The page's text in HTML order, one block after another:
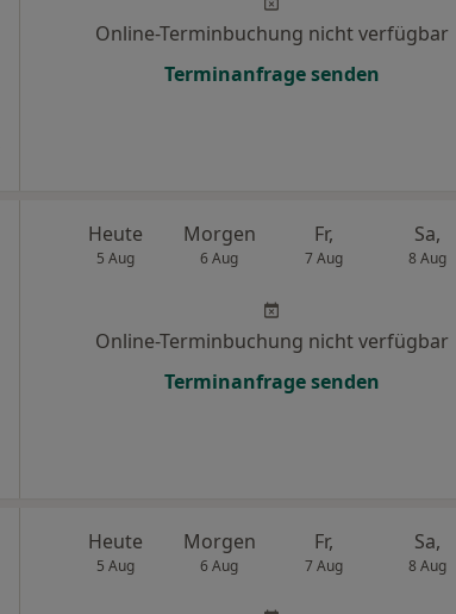
Online-Terminbuchung nicht verfügbar
Terminanfrage senden
Heute
5 Aug
Morgen
6 Aug
Fr,
7 Aug
Sa,
8 Aug
Online-Terminbuchung nicht verfügbar
Terminanfrage senden
Heute
5 Aug
Morgen
6 Aug
Fr,
7 Aug
Sa,
8 Aug